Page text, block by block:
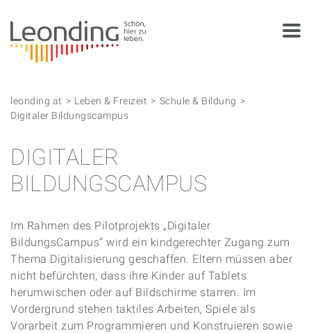
leonding.at Leben & Freizeit
Schule & Bildung
Digitaler Bildungscampus
DIGITALER
BILDUNGSCAMPUS
Im Rahmen des Pilotprojekts „Digitaler
BildungsCampus“ wird ein kindgerechter Zugang zum
Thema Digitalisierung geschaffen. Eltern müssen aber
nicht befürchten, dass ihre Kinder auf Tablets
herumwischen oder auf Bildschirme starren. Im
Vordergrund stehen taktiles Arbeiten, Spiele als
Vorarbeit zum Programmieren und Konstruieren sowie